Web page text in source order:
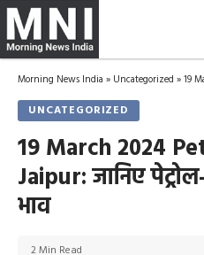
Morning News India » Uncategorized »19
UNCATEGORIZED
19 March 2024
Jaipur: जानिए
भाव
2 Min Read